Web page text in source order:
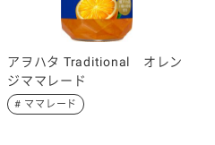
# コーン # いちご
# ブルーベリー
カテゴリー
アヲハタ Traditional オレン
ジママレード
# ママレード